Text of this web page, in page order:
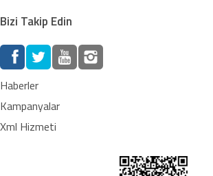
Bizi Takip Edin
Haberler
Kampanyalar
Xml Hizmeti